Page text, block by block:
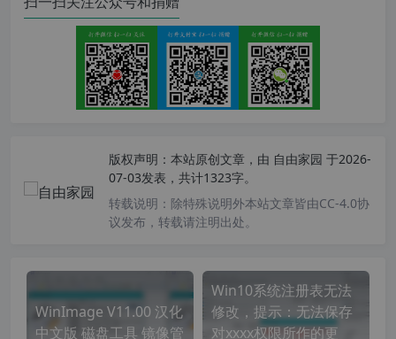
版权声明： 本站原创文章，由 自由家园 于2026-
07-03发表，共计1323字。
转载说明： 除特殊说明外本站文章皆由CC-4.0协
议发布，转载请注明出处。
WinImage V11.00 汉化
中文版 磁盘工具 镜像管
Win10系统注册表无法
修改，提示：无法保存
对xxxx权限所作的更